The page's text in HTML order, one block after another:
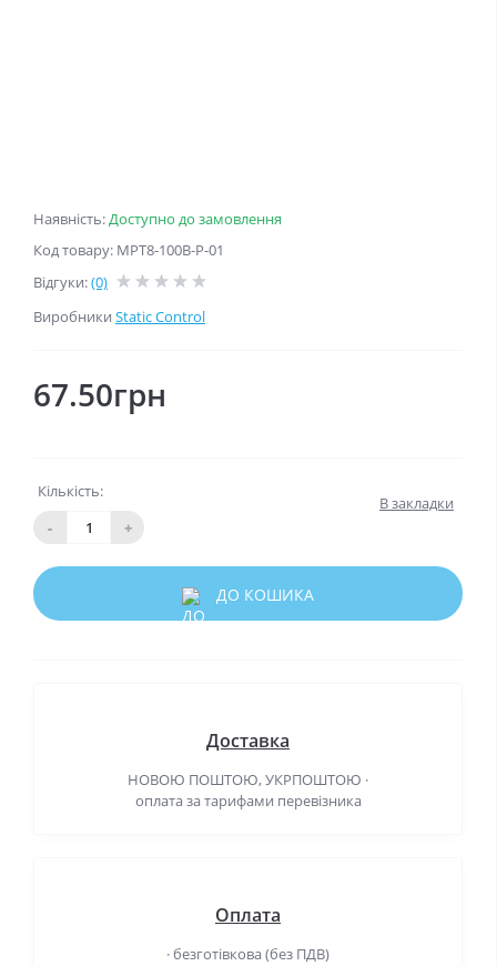
Наявність:Доступно до замовлення
Код товару: MPT8-100B-P-01
Відгуки:(0)
Виробники Static Control
67.50грн
Кількість:
-
+
В закладки
ДО КОШИКА
Доставка
НОВОЮ ПОШТОЮ, УКРПОШТОЮ ·
оплата за тарифами перевізника
Оплата
· безготівкова (без ПДВ)